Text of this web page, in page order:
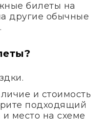
билеты на
другие обычные
и стоимость
подходящий
и место на схеме